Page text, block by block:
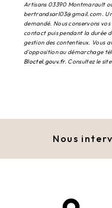
Artisans 03390 Montmarault
bertrandsarl03@gmail.com.
demandé. Nous conservons
contact puis pendant la durée
gestion des contentieux. Vous
d'opposition au démarchage
Bloctel.gouv.fr. Consultez le
Nous